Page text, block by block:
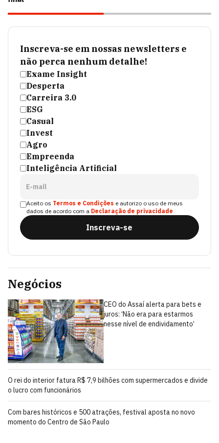
Inscreva-se em nossas newsletters e
não perca nenhum detalhe!
Exame Insight
Desperta
Carreira 3.0
ESG
Casual
Invest
Agro
Empreenda
Inteligência Artificial
E-mail
Aceito os Termos e Condições e autorizo o uso de meus
dados de acordo com a Declaração de privacidade
Inscreva-se
Negócios
CEO do Assaí alerta para bets e
juros: ‘Não era para estarmos
nesse nível de endividamento’
O rei do interior fatura R$ 7,9 bilhões com supermercados e divide
o lucro com funcionários
Com bares históricos e 500 atrações, festival aposta no novo
momento do Centro de São Paulo